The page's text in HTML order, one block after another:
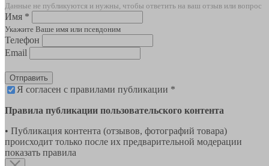
Данные не публикуются и нужны, чтобы ответить на ваш отзыв или вопрос
Имя *
Укажите Ваше имя или псевдоним
Телефон
Email
Отправить
Я согласен с правилами публикации *
Правила публикации пользовательского контента
• Публикация контента (отзывов, фотографий товара)
происходит только после их предварительной модерации
показать правила